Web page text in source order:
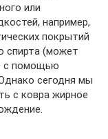
или
например,
покрытий
спирта (может
с помощью
сегодня мы
с ковра жирное